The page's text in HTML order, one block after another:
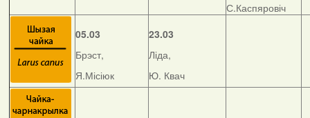
С.Каспяровіч
05.03
Брэст,
Я.Місіюк
23.03
Ліда,
Ю. Квач